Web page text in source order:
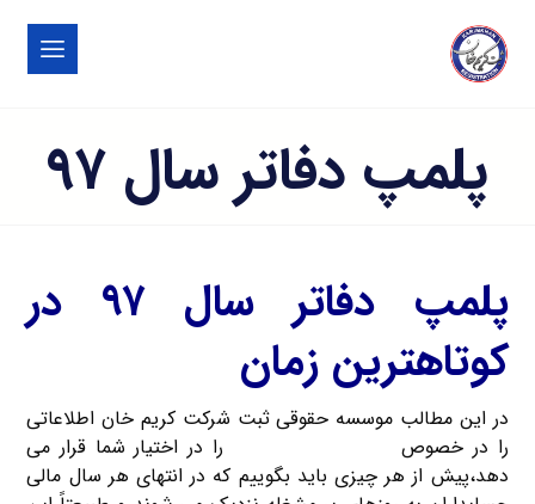
پلمپ دفاتر سال ۹۷
پلمپ دفاتر سال ۹۷ در
کوتاهترین زمان
در این مطالب موسسه حقوقی ثبت شرکت کریم خان اطلاعاتی
را در خصوص
را در اختیار شما قرار می
دهد،پیش از هر چیزی باید بگوییم که در انتهای هر سال مالی